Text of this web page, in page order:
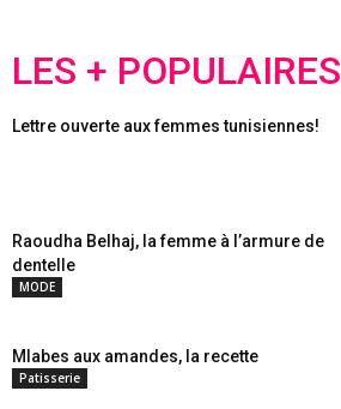
LES + POPULAIRES
Lettre ouverte aux femmes tunisiennes!
Raoudha Belhaj, la femme à l’armure de
dentelle
MODE
Mlabes aux amandes, la recette
Patisserie